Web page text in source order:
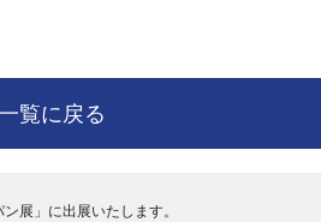
覧に戻る
展」に出展いたします。